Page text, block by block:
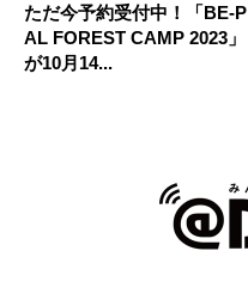
ただ今予約受付中！「BE-P
AL FOREST CAMP 2023」
が10月14...